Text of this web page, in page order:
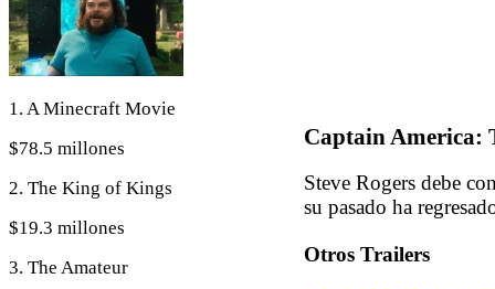
1. A Minecraft Movie
$78.5 millones
2. The King of Kings
$19.3 millones
3. The Amateur
Captain America:
Steve Rogers debe
su pasado ha
Otros Trailers